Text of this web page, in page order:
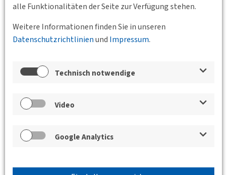
alle Funktionalitäten der Seite zur Verfügung stehen.
Weitere Informationen finden Sie in unseren
Datenschutzrichtlinienund Impressum.
Technisch notwendige
Video
Google Analytics